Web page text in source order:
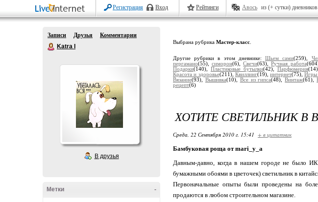
Регистрация Вход Рейтинги Авось из (+ сутки) дневников
Записи Друзья
Комментарии
Katra I
В друзья
-
Метки
Выбрана рубрика Мастер-класс
Другие рубрики в этом дневнике:Шьем сами(259),
пергамано(55),симорон(6),Свечи(63),Ручная работа
Подарки(140), Пластиковые бутылки(42), Парфюмерия
Красота и здоровье(211), Квиллинг(19),интернет(75),Игры
Вязание(93), Вышивка(10), Все из гипса(48),Винтаж(61),
рецепт(6)
ХОТИТЕ СВЕТИЛЬНИК В
Среда, 22 Сентября 2010 г. 15:41 + в цитатник
Бамбуковая роща от mari_y_a
Давным-давно, когда в нашем городе не было
бумажными обоями в цветочек) светильник в
Первоначальные опыты были проведены на
продаются в любом строительном магазине.